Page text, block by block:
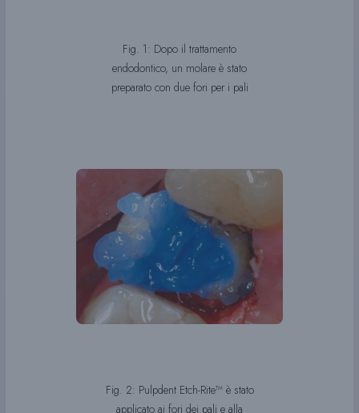
Fig. 1: Dopo il trattamento
endodontico, un molare è stato
preparato con due fori per i pali
Fig. 2: Pulpdent Etch-Rite™ è stato
applicato ai fori dei pali e alla